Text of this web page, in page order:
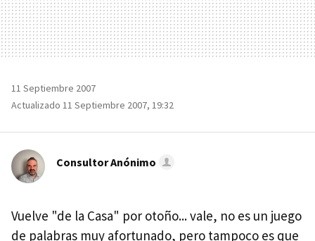
11 Septiembre 2007
Actualizado 11 Septiembre 2007, 19:32
Consultor Anónimo
Vuelve "de la Casa" por otoño... vale, no es un juego
de palabras muy afortunado, pero tampoco es que